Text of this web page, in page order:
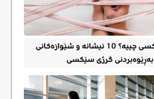
گرژی سێکسی چییە؟ 10 نیشانە و شێوازەکانی
بەڕێوەبردنی گرژی سێکسی